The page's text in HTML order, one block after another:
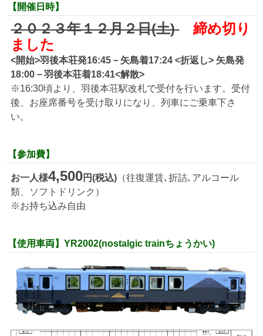
【開催日時】
２０２３年１２月２日(土) 締め切り
ました
<開始>羽後本荘発16:45－矢島着17:24 <折返し> 矢島発
18:00－羽後本荘着18:41<解散>
※16:30頃より、羽後本荘駅改札で受付を行います。受付
後、お座席番号を受け取りになり、列車にご乗車下さ
い。
【参加費】
お一人様4,500円(税込) （往復運賃､折詰､アルコール
類、ソフトドリンク）
※お持ち込み自由
【使用車両】YR2002(nostalgic trainちょうかい)